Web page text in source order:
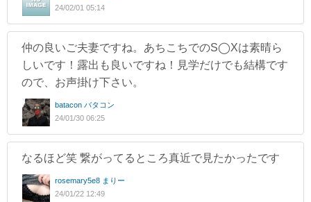
24/02/01 05:14
仲の良いご夫妻ですね。あちこちでのS◯Xは素晴ら
しいです！露出も良いですね！見学だけでも結構です
ので、お声掛け下さい。
batacon バタコン
24/01/30 06:25
なるほど笑 繋がってるところ真近で見たかったです
rosemary5e8 まりー
24/01/22 12:49